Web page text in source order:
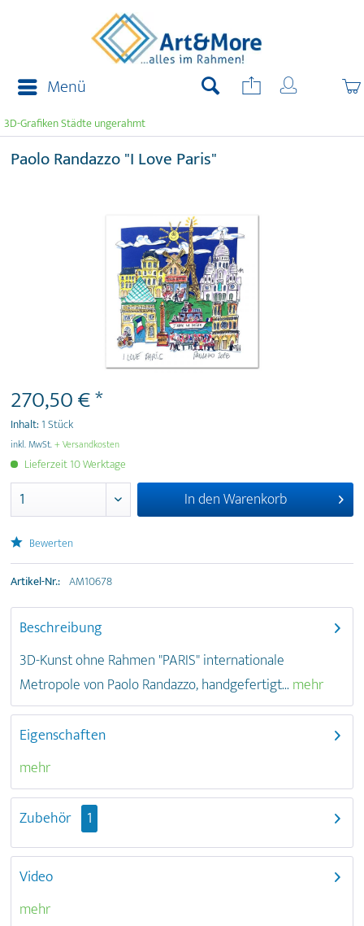
Menü
3D-Grafiken Städte ungerahmt
Paolo Randazzo "I Love Paris"
270,50 € *
Inhalt:1 Stück
inkl. MwSt.+ Versandkosten
Lieferzeit 10 Werktage
In denWarenkorb
Bewerten
Artikel-Nr.: AM10678
Beschreibung
3D-Kunst ohne Rahmen "PARIS" internationale
Metropole von Paolo Randazzo, handgefertigt... mehr
Eigenschaften
mehr
Zubehör 1
Video
mehr